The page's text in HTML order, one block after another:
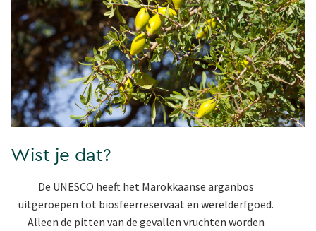
Wist je dat?
De UNESCO heeft het Marokkaanse arganbos
uitgeroepen tot biosfeerreservaat en werelderfgoed.
Alleen de pitten van de gevallen vruchten worden